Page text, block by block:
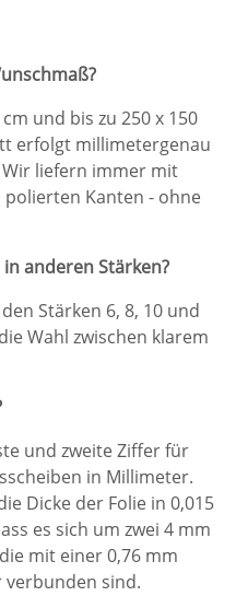
cm und bis zu 250 x 150
erfolgt millimetergenau
liefern immer mit
Kanten - ohne
in anderen Stärken?
Stärken 6, 8, 10 und
Wahl zwischen klarem
und zweite Ziffer für
in Millimeter.
Dicke der Folie in 0,015
es sich um zwei 4 mm
mit einer 0,76 mm
verbunden sind.